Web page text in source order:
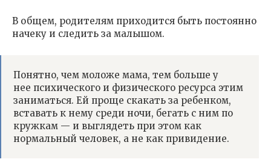
В общем, родителям приходится быть постоянно
начеку и следить за малышом.
Понятно, чем моложе мама, тем больше у
нее психического и физического ресурса этим
заниматься. Ей проще скакать за ребенком,
вставать к нему среди ночи, бегать с ним по
кружкам — и выглядеть при этом как
нормальный человек, а не как привидение.